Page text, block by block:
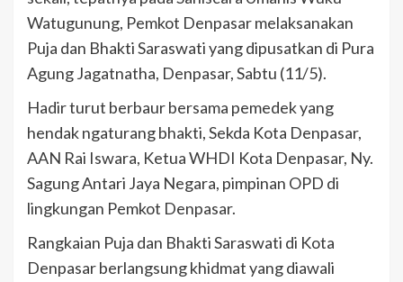
Watugunung, Pemkot Denpasar melaksanakan
Puja dan Bhakti Saraswati yang dipusatkan di Pura
Agung Jagatnatha, Denpasar, Sabtu (11/5).
Hadir turut berbaur bersama pemedek yang
hendak ngaturang bhakti, Sekda Kota Denpasar,
AAN Rai Iswara, Ketua WHDI Kota Denpasar, Ny.
Sagung Antari Jaya Negara, pimpinan OPD di
lingkungan Pemkot Denpasar.
Rangkaian Puja dan Bhakti Saraswati di Kota
Denpasar berlangsung khidmat yang diawali